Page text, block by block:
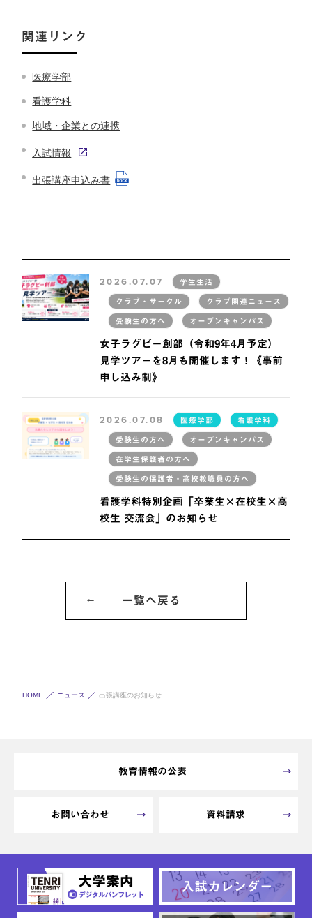
関連リンク
医療学部
看護学科
地域・企業との連携
入試情報
出張講座申込み書
2026.07.07 学生生活
クラブ・サークル クラブ関連ニュース
受験生の方へ オープンキャンパス
女子ラグビー創部（令和9年4月予定）
見学ツアーを8月も開催します！《事前
申し込み制》
2026.07.08 医療学部 看護学科
受験生の方へ オープンキャンパス
在学生保護者の方へ
受験生の保護者・高校教職員の方へ
看護学科特別企画「卒業生×在校生×高
校生 交流会」のお知らせ
一覧へ戻る
HOME ニュース 出張講座のお知らせ
教育情報の公表
お問い合わせ 資料請求